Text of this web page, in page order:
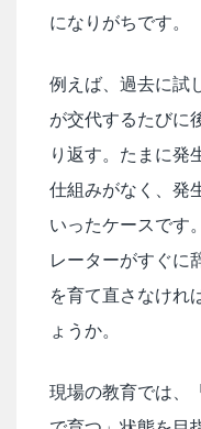
になりがちです。
例えば、過去に試
が交代するたびに
り返す。たまに発
仕組みがなく、発
いったケースです
レーターがすぐに
を育て直さなけれ
ょうか。
現場の教育では、